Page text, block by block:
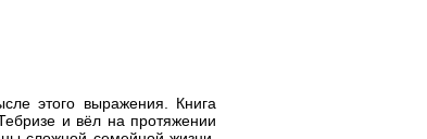
этого выражения. Книга
и вёл на протяжении